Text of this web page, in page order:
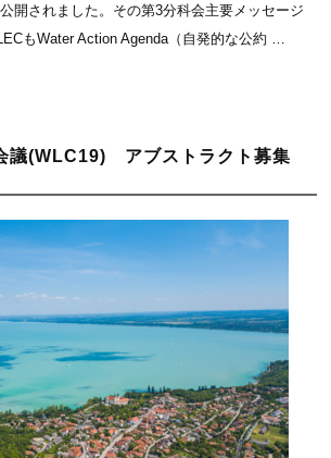
開されました。その第3分科会主要メッセージ
もWater Action Agenda（自発的な公約 …
議(WLC19) アブストラクト募集